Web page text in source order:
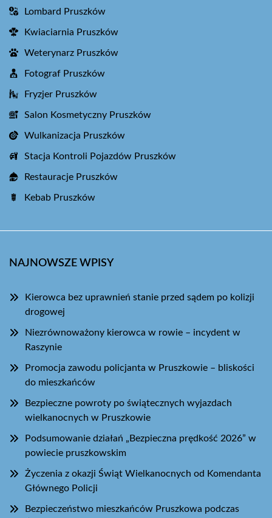
Lombard Pruszków
Kwiaciarnia Pruszków
Weterynarz Pruszków
Fotograf Pruszków
Fryzjer Pruszków
Salon Kosmetyczny Pruszków
Wulkanizacja Pruszków
Stacja Kontroli Pojazdów Pruszków
Restauracje Pruszków
Kebab Pruszków
NAJNOWSZE WPISY
Kierowca bez uprawnień stanie przed sądem po kolizji
drogowej
Niezrównoważony kierowca w rowie – incydent w
Raszynie
Promocja zawodu policjanta w Pruszkowie – bliskości
do mieszkańców
Bezpieczne powroty po świątecznych wyjazdach
wielkanocnych w Pruszkowie
Podsumowanie działań „Bezpieczna prędkość 2026” w
powiecie pruszkowskim
Życzenia z okazji Świąt Wielkanocnych od Komendanta
Głównego Policji
Bezpieczeństwo mieszkańców Pruszkowa podczas